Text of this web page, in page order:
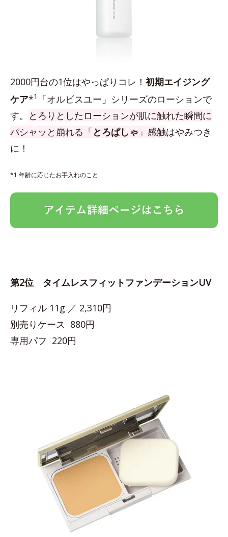
2000円台の1位はやっぱりコレ！ 初期エイジング
ケア*1
「オルビスユー」シリーズのローションで
す。
とろりとしたローションが肌に触れた瞬間に
パシャッと崩れる「とろぱしゃ 」感触はやみつき
に！
*1 年齢に応じたお手入れのこと
第2位 タイムレスフィットファンデーションUV
リフィル 11g ／ 2,310円
別売りケース 880円
専用パフ 220円